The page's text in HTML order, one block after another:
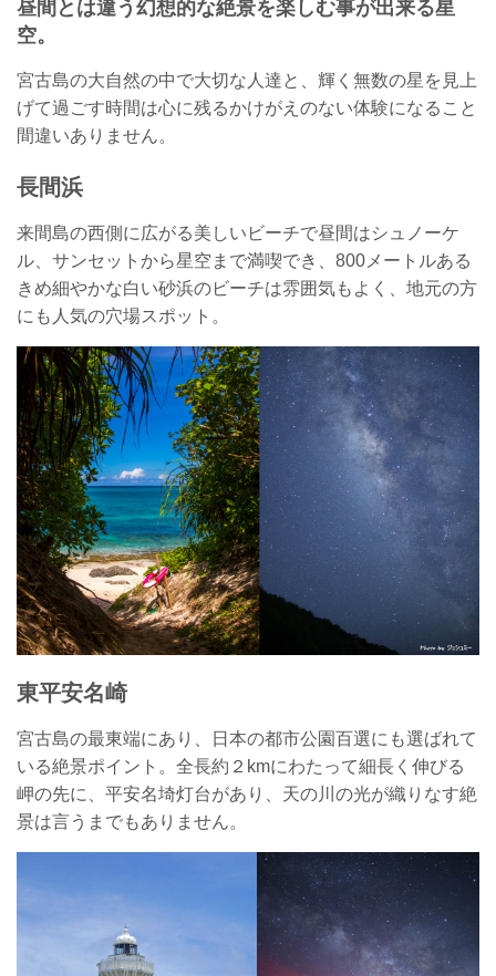
昼間とは違う幻想的な絶景を楽しむ事が出来る星
空。
宮古島の大自然の中で大切な人達と、輝く無数の星を見上
げて過ごす時間は心に残るかけがえのない体験になること
間違いありません。
長間浜
来間島の西側に広がる美しいビーチで昼間はシュノーケ
ル、サンセットから星空まで満喫でき、800メートルある
きめ細やかな白い砂浜のビーチは雰囲気もよく、地元の方
にも人気の穴場スポット。
東平安名崎
宮古島の最東端にあり、日本の都市公園百選にも選ばれて
いる絶景ポイント。全長約２kmにわたって細長く伸びる
岬の先に、平安名埼灯台があり、天の川の光が織りなす絶
景は言うまでもありません。